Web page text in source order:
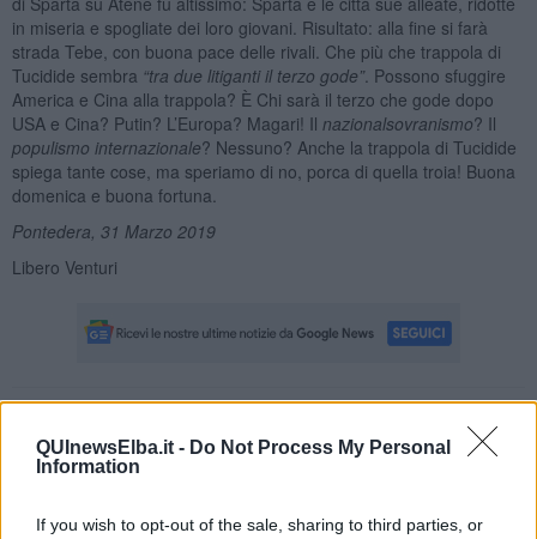
QUInewsElba.it - Do Not Process My Personal
Information
If you wish to opt-out of the sale, sharing to third parties, or
in miseria e spogliate dei loro giovani. Risultato: alla fine si farà
strada Tebe, con buona pace delle rivali. Che più che trappola di
Tucidide sembra “tra due litiganti il terzo gode”. Possono sfuggire
America e Cina alla trappola? È Chi sarà il terzo che gode dopo
USA e Cina? Putin? L’Europa? Magari! Il nazionalsovranismo? Il
populismo internazionale? Nessuno? Anche la trappola di Tucidide
spiega tante cose, ma speriamo di no, porca di quella troia! Buona
domenica e buona fortuna.
Pontedera, 31 Marzo 2019
Libero Venturi
Se vuoi leggere le notizie principali dell'isola d'Elba iscriviti alla
Newsletter QUInews ELBA.Arriva gratis tutti i giorni alle 7:00 del
mattino direttamente nella tua casella di posta.